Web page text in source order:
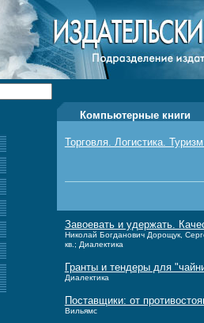
Компьютерные книги
Торговля. Логистика.
Завоевать и удержать.
Николай Богданович Дорощук,
кв.; Диалектика
Гранты и тендеры для
Диалектика
Поставщики: от
Вильямс